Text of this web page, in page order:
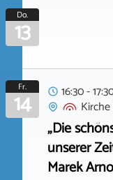
Do.
13
Fr.
14
16:30 -
„Die
unserer
Marek